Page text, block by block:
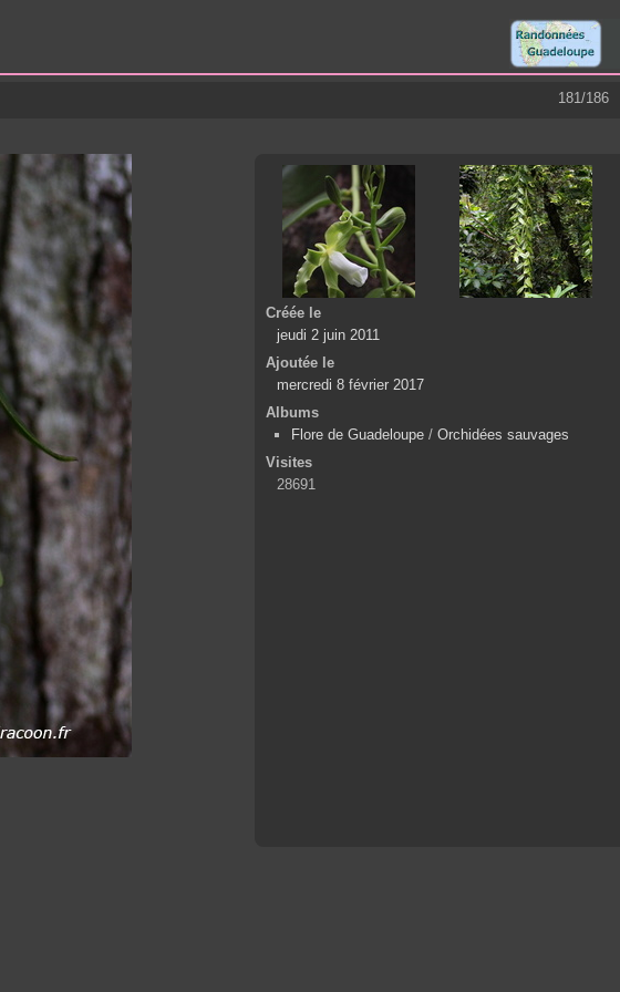
181/186
Créée le
jeudi 2 juin 2011
Ajoutée le
mercredi 8 février 2017
Albums
Flore de Guadeloupe / Orchidées sauvages
Visites
28691